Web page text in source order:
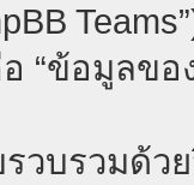
“ข้อมูลขอ
บรวมด้ว